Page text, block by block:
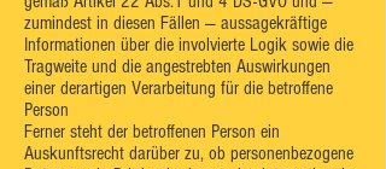
zumindest in diesen Fällen — aussagekräftige
Informationen über die involvierte Logik sowie die
Tragweite und die angestrebten Auswirkungen
einer derartigen Verarbeitung für die betroffene
Person
Ferner steht der betroffenen Person ein
Auskunftsrecht darüber zu, ob personenbezogene